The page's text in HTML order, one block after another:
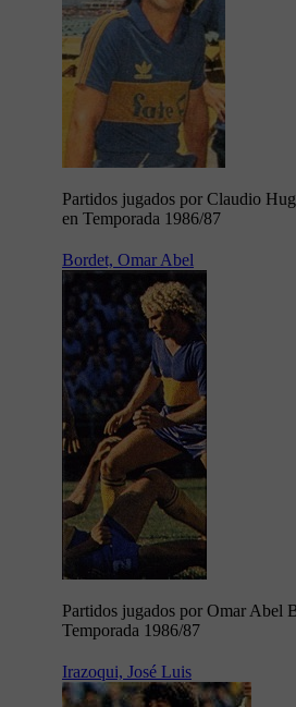
Partidos jugados por Claudio
en Temporada 1986/87
Bordet, Omar Abel
Partidos jugados por Omar Abel
Temporada 1986/87
Irazoqui, José Luis